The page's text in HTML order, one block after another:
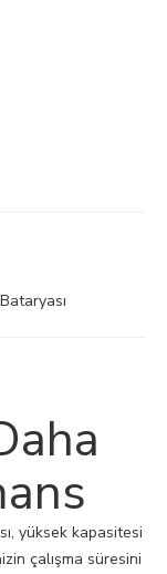
yüksek kapasitesi
çalışma süresini